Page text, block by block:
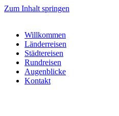
Zum Inhalt springen
Willkommen
Länderreisen
Städtereisen
Rundreisen
Augenblicke
Kontakt